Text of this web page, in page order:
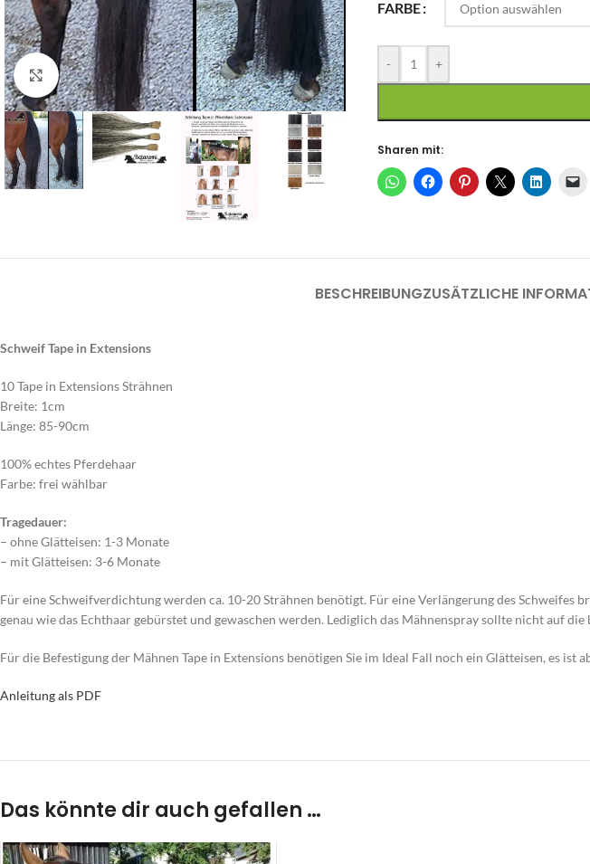
Zum Vergrößern klicken
FARBE
- +
Sharen mit:
BESCHREIBUNGZUSÄTZLICHE
Schweif Tape in Extensions
10 Tape in Extensions Strähnen
Breite: 1cm
Länge: 85-90cm
100% echtes Pferdehaar
Farbe: frei wählbar
Tragedauer:
– ohne Glätteisen: 1-3 Monate
– mit Glätteisen: 3-6 Monate
Für eine Schweifverdichtung werden ca. 10-20 Strähnen benötigt. Für eine Verlängerung des Schweifes
genau wie das Echthaar gebürstet und gewaschen werden. Lediglich das Mähnenspray sollte nicht auf
Für die Befestigung der Mähnen Tape in Extensions benötigen Sie im Ideal Fall noch ein Glätteisen, es
Anleitung als PDF
Das könnte dir auch gefallen …